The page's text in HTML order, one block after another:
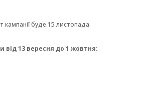
буде 15 листопада.
від 13 вересня до 1 жовтня: